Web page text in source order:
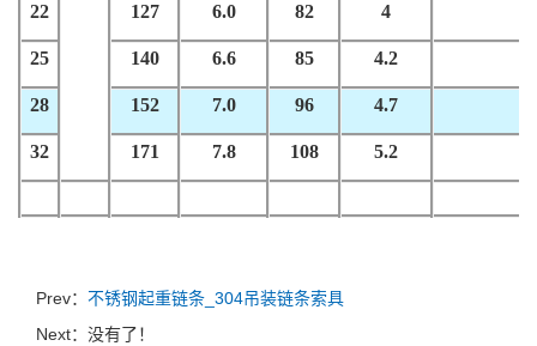
22 127 6.0 82 4
25 140 6.6 85 4.2
28 152 7.0 96 4.7
32 171 7.8 108 5.2
Prev： 不锈钢起重链条_304吊装链条索具
Next：没有了！